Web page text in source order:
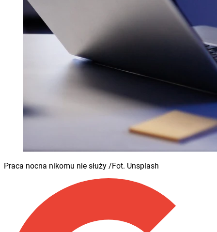
Praca nocna nikomu nie służy /Fot. Unsplash